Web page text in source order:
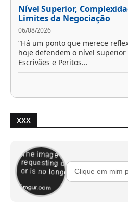
Nível Superior,
Limites da Negociação
06/08/2026
“Há um ponto que merece
hoje defendem o nível
Escrivães e Peritos...
XXX
Clique em mim